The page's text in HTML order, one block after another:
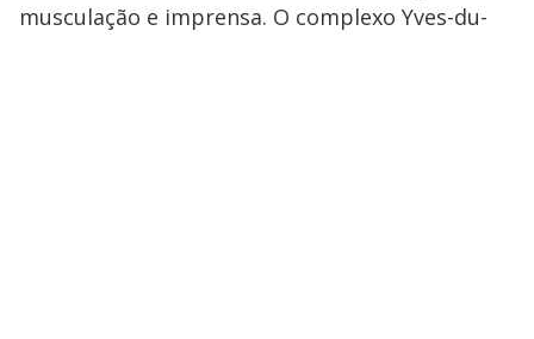
musculação e imprensa. O complexo Yves-du-